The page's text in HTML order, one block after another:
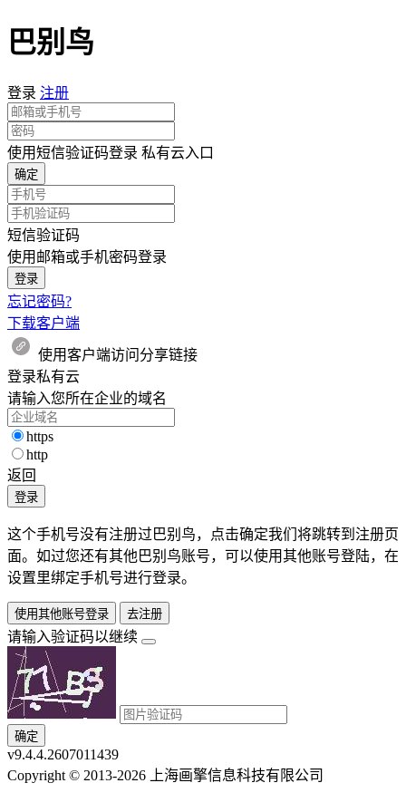
巴别鸟
登录 注册
使用短信验证码登录 私有云入口
确定
短信验证码
使用邮箱或手机密码登录
登录
忘记密码?
下载客户端
使用客户端访问分享链接
登录私有云
请输入您所在企业的域名
https
http
返回
登录
这个手机号没有注册过巴别鸟，点击确定我们将跳转到注册页
面。如过您还有其他巴别鸟账号，可以使用其他账号登陆，在
设置里绑定手机号进行登录。
使用其他账号登录 去注册
请输入验证码以继续
确定
v9.4.4.2607011439
Copyright © 2013-2026 上海画擎信息科技有限公司